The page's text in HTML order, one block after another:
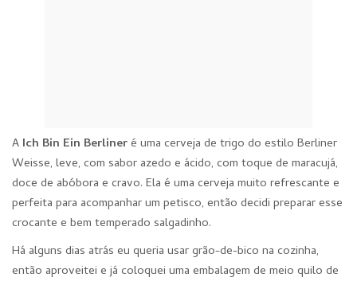
A Ich Bin Ein Berlineré uma cerveja de trigo do estilo Berliner
Weisse, leve, com sabor azedo e ácido, com toque de maracujá,
doce de abóbora e cravo. Ela é uma cerveja muito refrescante e
perfeita para acompanhar um petisco, então decidi preparar esse
crocante e bem temperado salgadinho.
Há alguns dias atrás eu queria usar grão-de-bico na cozinha,
então aproveitei e já coloquei uma embalagem de meio quilo de